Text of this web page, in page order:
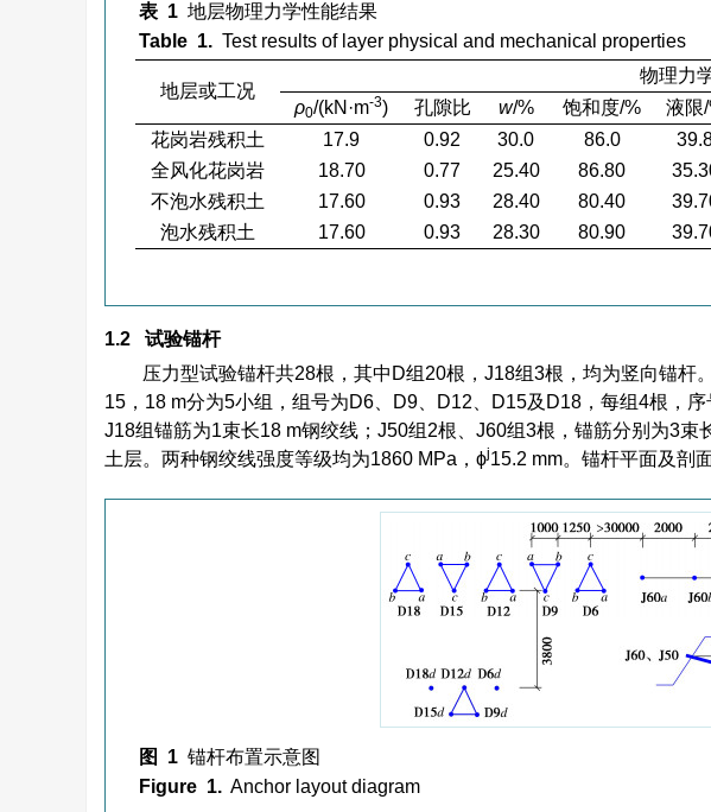
表 1 地层物理力学性能结果
Table 1. Test results of layer physical and mechanical properties
地层或工况
物理力
ρ0/(kN·m-3) 孔隙比 w/% 饱和度/% 液限
花岗岩残积土
17.9 0.92 30.0 86.0
全风化花岗岩
18.70 0.77 25.40 86.80
不泡水残积土
17.60 0.93 28.40 80.40
泡水残积土
17.60 0.93 28.30 80.90
1.2 试验锚杆
压力型试验锚杆共28根，其中D组20根，J18组3根，均为竖向锚
15，18 m分为5小组，组号为D6、D9、D12、D15及D18，每组4根，
J18组锚筋为1束长18 m钢绞线；J50组2根、J60组3根，锚筋分别为3
土层。两种钢绞线强度等级均为1860 MPa，ϕj15.2 mm。锚杆平面及剖
图 1 锚杆布置示意图
Figure 1. Anchor layout diagram